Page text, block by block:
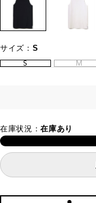
サイズ： S
S
M
在庫状況：在庫あり